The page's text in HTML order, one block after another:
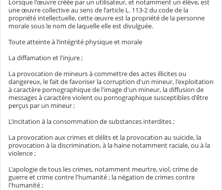
Lorsque l'œuvre créée par un utilisateur, et notamment un élève, est
une œuvre collective au sens de l'article L. 113-2 du code de la
propriété intellectuelle, cette œuvre est la propriété de la personne
morale sous le nom de laquelle elle est divulguée.
Toute atteinte à l’intégrité physique et morale
La diffamation et l'injure ;
La provocation de mineurs à commettre des actes illicites ou
dangereux, le fait de favoriser la corruption d'un mineur, l'exploitation
à caractère pornographique de l'image d'un mineur, la diffusion de
messages à caractère violent ou pornographique susceptibles d'être
perçus par un mineur ;
L’incitation à la consommation de substances interdites ;
La provocation aux crimes et délits et la provocation au suicide, la
provocation à la discrimination, à la haine notamment raciale, ou à la
violence ;
L'apologie de tous les crimes, notamment meurtre, viol, crime de
guerre et crime contre l'humanité ; la négation de crimes contre
l'humanité ;